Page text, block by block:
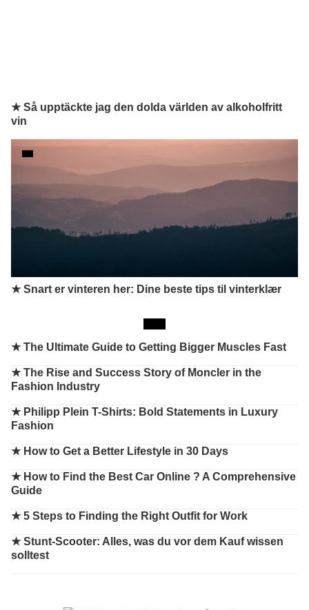
★ Så upptäckte jag den dolda världen av alkoholfritt
vin
★ Snart er vinteren her: Dine beste tips til vinterklær
★The Ultimate Guide to Getting Bigger Muscles Fast
★The Rise and Success Story of Moncler in the
Fashion Industry
★ Philipp Plein T-Shirts: Bold Statements in Luxury
Fashion
★ How to Get a Better Lifestyle in 30 Days
★ How to Find the Best Car Online ? A Comprehensive
Guide
★5 Steps to Finding the Right Outfit for Work
★Stunt-Scooter: Alles, was du vor dem Kauf wissen
solltest